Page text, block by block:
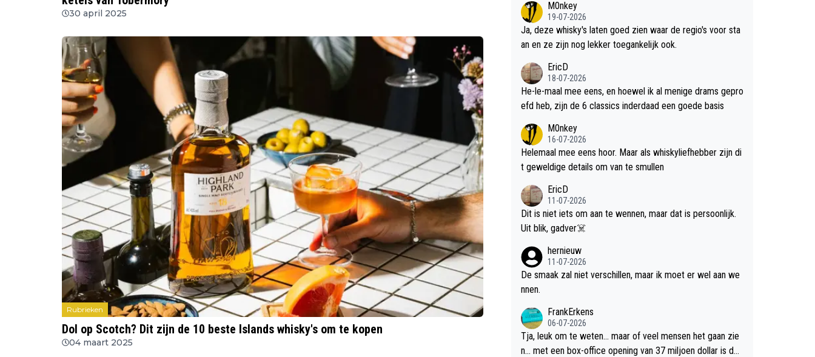
30 april 2025
Rubrieken
Dol op Scotch? Dit zijn de 10 beste Islands whisky's om te kopen
04 maart 2025
M0nkey
19-07-2026
Ja, deze whisky's laten goed zien waar de regio's voor sta
an en ze zijn nog lekker toegankelijk ook.
EricD
18-07-2026
He-le-maal mee eens, en hoewel ik al menige drams gepro
efd heb, zijn de 6 classics inderdaad een goede basis
M0nkey
16-07-2026
Helemaal mee eens hoor. Maar als whiskyliefhebber zijn di
t geweldige details om van te smullen
EricD
11-07-2026
Dit is niet iets om aan te wennen, maar dat is persoonlijk.
Uit blik, gadver☠️
hernieuw
11-07-2026
De smaak zal niet verschillen, maar ik moet er wel aan we
nnen.
FrankErkens
06-07-2026
Tja, leuk om te weten... maar of veel mensen het gaan zie
n... met een box-office opening van 37 miljoen dollar is de